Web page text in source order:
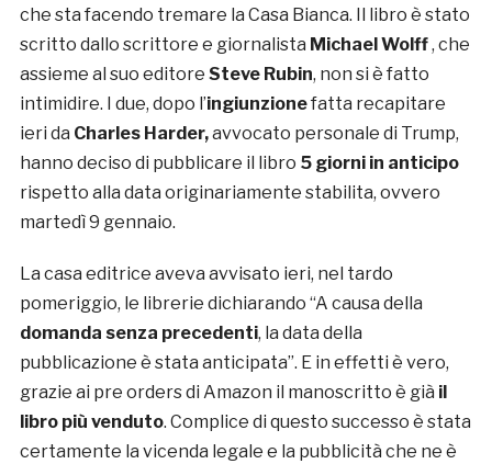
che sta facendo tremare la Casa Bianca. Il libro è stato
scritto dallo scrittore e giornalista Michael Wolff, che
assieme al suo editore Steve Rubin, non si è fatto
intimidire. I due, dopo l’ingiunzionefatta recapitare
ieri da Charles Harder,avvocato personale di Trump,
hanno deciso di pubblicare il libro 5 giorni in anticipo
rispetto alla data originariamente stabilita, ovvero
martedì 9 gennaio.
La casa editrice aveva avvisato ieri, nel tardo
pomeriggio, le librerie dichiarando “A causa della
domanda senza precedenti, la data della
pubblicazione è stata anticipata”. E in effetti è vero,
grazie ai pre orders di Amazon il manoscritto è già il
libro più venduto. Complice di questo successo è stata
certamente la vicenda legale e la pubblicità che ne è